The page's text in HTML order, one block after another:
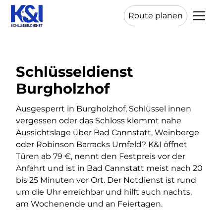
Route planen
Schlüsseldienst
Burgholzhof
Ausgesperrt in Burgholzhof, Schlüssel innen
vergessen oder das Schloss klemmt nahe
Aussichtslage über Bad Cannstatt, Weinberge
oder Robinson Barracks Umfeld? K&I öffnet
Türen ab 79 €, nennt den Festpreis vor der
Anfahrt und ist in Bad Cannstatt meist nach 20
bis 25 Minuten vor Ort. Der Notdienst ist rund
um die Uhr erreichbar und hilft auch nachts,
am Wochenende und an Feiertagen.